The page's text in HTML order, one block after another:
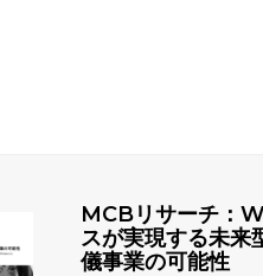
MCBリサーチ：
スが実現する未来
儀事業の可能性